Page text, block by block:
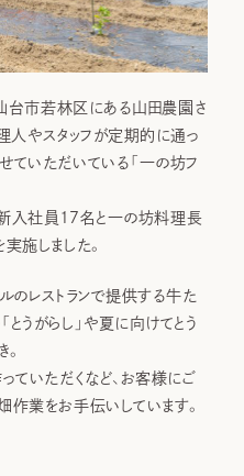
台市若林区にある山田農園さ
人やスタッフが定期的に通っ
ていただいている「一の坊フ
入社員17名と一の坊料理長
施しました。
のレストランで提供する牛た
うがらし」や夏に向けてとう
ていただくなど、お客様にご
業をお手伝いしています。